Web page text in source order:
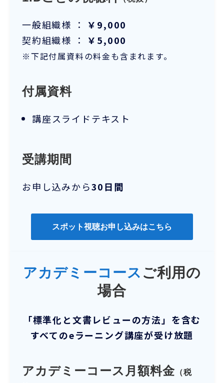
一般組織様 ： ￥9,000
契約組織様 ： ￥5,000
※下記付属資料の料金も含まれます。
付属資料
講座スライドテキスト
受講期間
お申し込みから30日間
スポット視聴お申し込みはこちら
アカデミーコース ご利用の
場合
「標準化と文書レビューの方法」を含む
すべてのeラーニング講座が受け放題
アカデミーコース月額料金 （税